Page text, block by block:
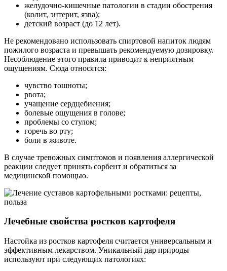
желудочно-кишечные патологии в стадии обострения
(колит, энтерит, язва);
детский возраст (до 12 лет).
Не рекомендовано использовать спиртовой напиток людям
пожилого возраста и превышать рекомендуемую дозировку.
Несоблюдение этого правила приводит к неприятным
ощущениям. Сюда относятся:
чувство тошноты;
рвота;
учащение сердцебиения;
болевые ощущения в голове;
проблемы со стулом;
горечь во рту;
боли в животе.
В случае тревожных симптомов и появления аллергической
реакции следует принять сорбент и обратиться за
медицинской помощью.
Лечебные свойства ростков картофеля
Настойка из ростков картофеля считается универсальным и
эффективным лекарством. Уникальный дар природы
используют при следующих патологиях: